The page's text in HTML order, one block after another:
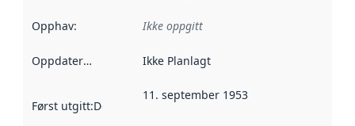
Opphav: Ikke oppgitt
Oppdateringsfrekvens :
Ikke Planlagt
Først utgitt:Denne datoen sier når dataene i dette
11. september 1953